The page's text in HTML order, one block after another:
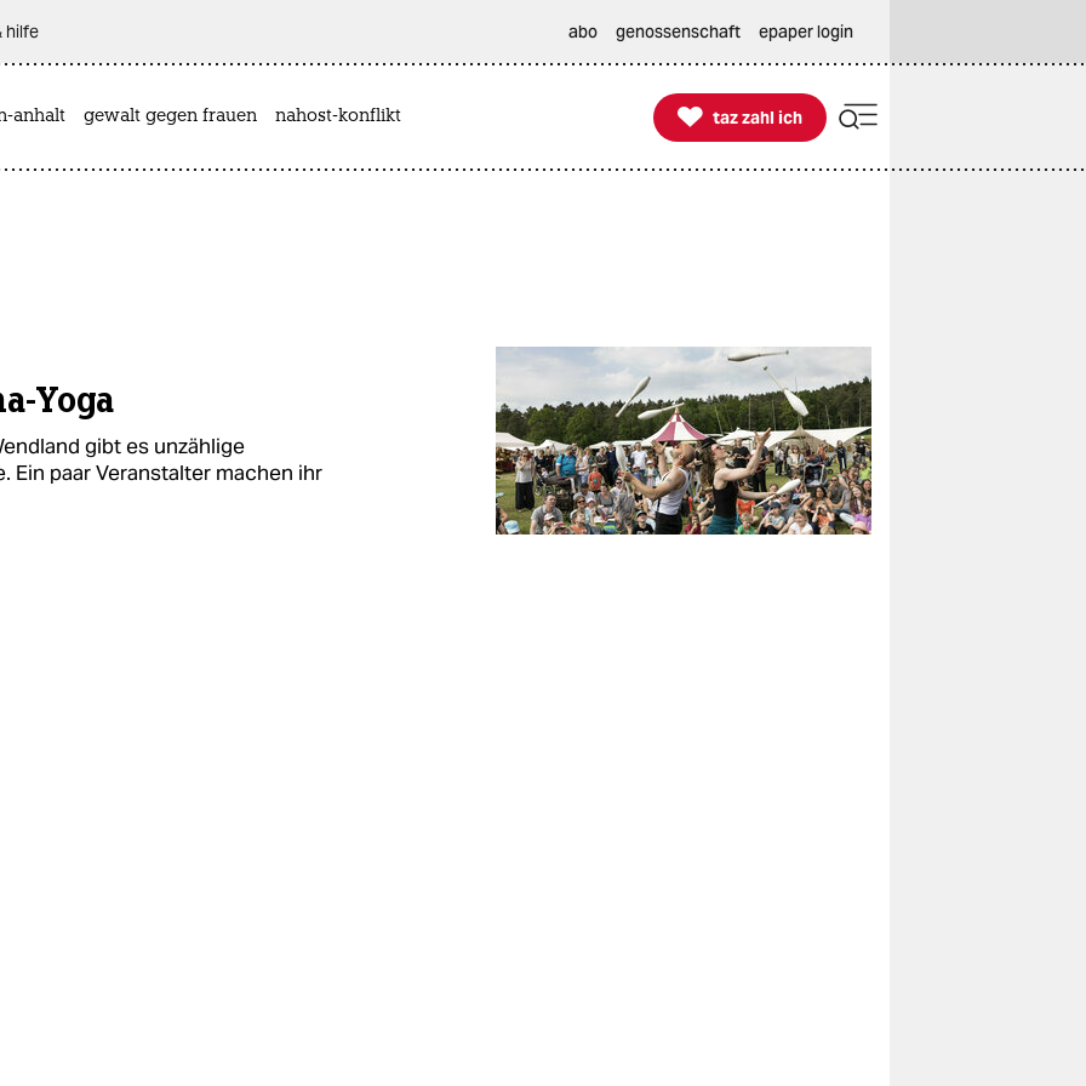
hilfe abo genossenschaft epaper login
anhalt gewalt gegen frauen nahost-konflikt 
taz zahl ich
taz zahl ich
Yoga
gibt es unzählige
Ein paar Veranstalter machen ihr